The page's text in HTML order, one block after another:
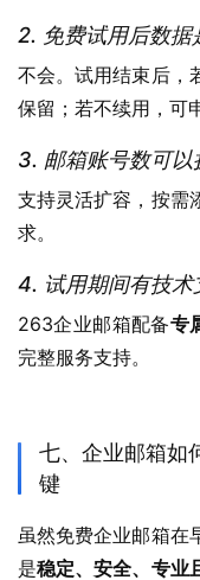
2. 免费试用后数据
不会。试用结束后，
保留；若不续用，可
3. 邮箱账号数可以
支持灵活扩容，按需
求。
4. 试用期间有技术
263企业邮箱配备专
完整服务支持。
七、企业邮箱如
键
虽然免费企业邮箱在
是稳定、安全、专业